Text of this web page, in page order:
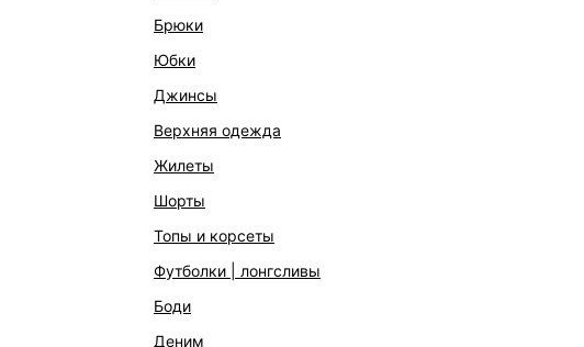
брюки
юбки
джинсы
верхняя одежда
жилеты
шорты
топы и корсеты
футболки | лонгсливы
боди
деним
ОФИСНАЯ КОЛЛЕКЦИЯ
ЭКСКЛЮЗИВНО ОНЛАЙН
АКСЕССУАРЫ И УКРАШЕНИЯ
ФИНАЛЬНАЯ РАСПРОДАЖА
ПОДАРОЧНЫЕ СЕРТИФИКАТЫ